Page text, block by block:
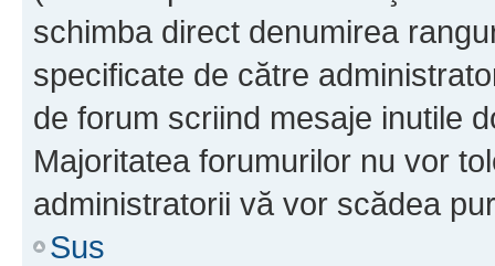
schimba direct denumirea
specificate de către
de forum scriind mesaje inutile
Majoritatea forumurilor nu vor
administratorii vă vor scădea
Sus